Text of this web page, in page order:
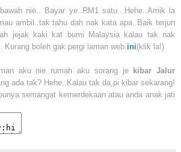
nie.. Bayar ye..RM1 satu...Hehe..Amik la
ambil..tak tahu dah nak kata apa..Baik terjun
jejak kaki kat bumi Malaysia kalau tak nak
Korang boleh gak pergi laman web ini(klik la!)
aku nie..rumah aku sorang je kibar Jalur
ada tak? Hehe..Kalau tak da,pi kibar sekarang!
semangat kemerdekaan atau anda anak jati